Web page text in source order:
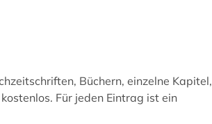
Büchern, einzelne Kapitel,
Für jeden Eintrag ist ein